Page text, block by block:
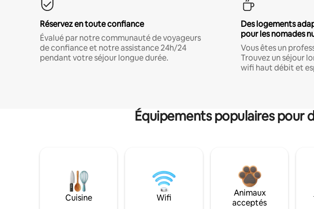
Réservez en toute confiance
Évalué par notre communauté de voyageurs
de confiance et notre assistance 24h/24
pendant votre séjour longue durée.
Des logements
pour les nomades
Vous êtes un
Trouvez un séjour
wifi haut débit et
Équipements populaires pour
Cuisine Wifi
Animaux
acceptés